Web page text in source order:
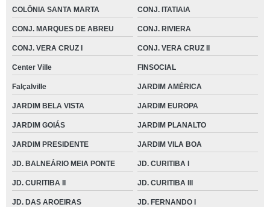
COLÔNIA SANTA MARTA CONJ. ITATIAIA
CONJ. MARQUES DE ABREU CONJ. RIVIERA
CONJ. VERA CRUZ I CONJ. VERA CRUZ II
Center Ville FINSOCIAL
Falçalville JARDIM AMÉRICA
JARDIM BELA VISTA JARDIM EUROPA
JARDIM GOIÁS JARDIM PLANALTO
JARDIM PRESIDENTE JARDIM VILA BOA
JD. BALNEÁRIO MEIA PONTE JD. CURITIBA I
JD. CURITIBA II JD. CURITIBA III
JD. DAS AROEIRAS JD. FERNANDO I